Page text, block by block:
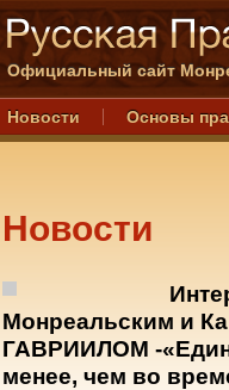
Официальный сайт
Новости Основы
Новости
Монреальским и
ГАВРИИЛОМ -
менее, чем во